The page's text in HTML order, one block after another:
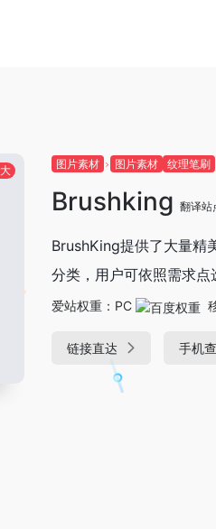
图片素材 图片素材 纹理笔刷
Brushking 翻译站
BrushKing提供了大量精
分类，用户可依照需求
爱站权重： PC
链接直达 手机